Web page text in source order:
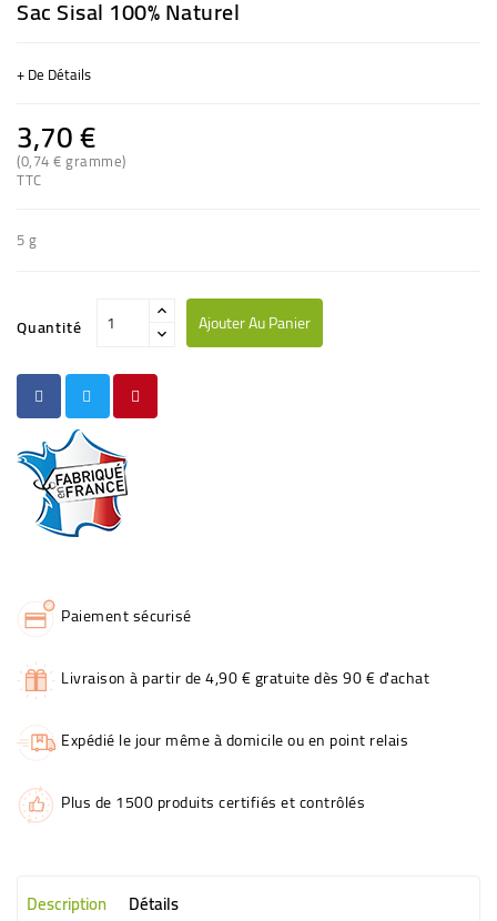
Sac Sisal 100% Naturel
+ De Détails
3,70 €
(0,74 € gramme)
TTC
5 g
Quantité Ajouter Au Panier
Paiement sécurisé
Livraison à partir de 4,90 € gratuite dès 90 € d'achat
Expédié le jour même à domicile ou en point relais
Plus de 1500 produits certifiés et contrôlés
Description Détails